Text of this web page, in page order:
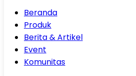
Beranda
Produk
Berita & Artikel
Event
Komunitas